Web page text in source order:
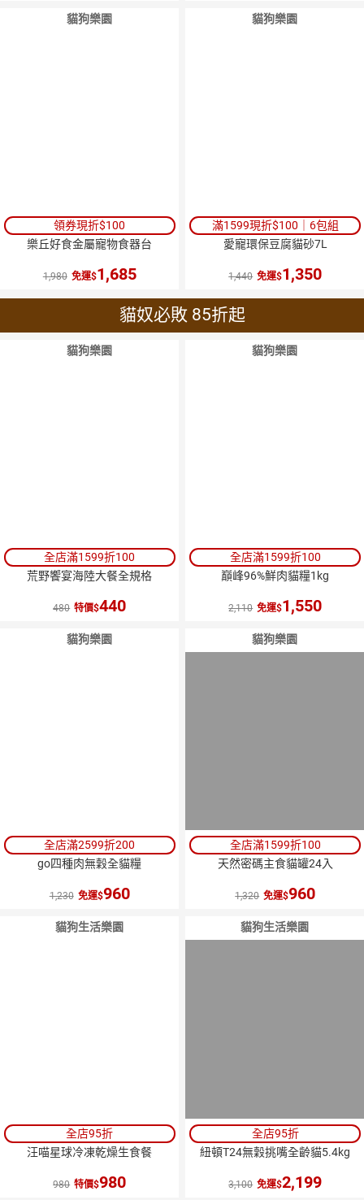
貓狗樂園
領券現折$100
樂丘好食金屬寵物食器台
1,980 免運 1,685
貓狗樂園
滿1599現折$100｜6包組
愛寵環保豆腐貓砂7L
1,440 免運 1,350
貓奴必敗 85折起
貓狗樂園
全店滿1599折100
荒野饗宴海陸大餐全規格
480 特價 440
貓狗樂園
全店滿1599折100
巔峰96%鮮肉貓糧1kg
2,110 免運 1,550
貓狗樂園
全店滿2599折200
go四種肉無穀全貓糧
1,230 免運 960
貓狗樂園
全店滿1599折100
天然密碼主食貓罐24入
1,320 免運 960
貓狗生活樂園
全店95折
汪喵星球冷凍乾燥生食餐
980 特價 980
貓狗生活樂園
全店95折
紐頓T24無穀挑嘴全齡貓5.4kg
3,100 免運 2,199